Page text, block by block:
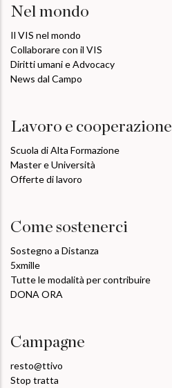
Nel mondo
Il VIS nel mondo
Collaborare con il VIS
Diritti umani e Advocacy
News dal Campo
Lavoro e cooperazione
Scuola di Alta Formazione
Master e Università
Offerte di lavoro
Come sostenerci
Sostegno a Distanza
5xmille
Tutte le modalità per contribuire
DONA ORA
Campagne
resto@ttivo
Stop tratta